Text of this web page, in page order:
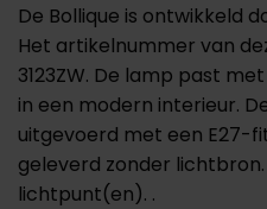
De Bollique is ontwikkeld
Het artikelnummer van
3123ZW. De lamp past
in een modern interieur.
uitgevoerd met een E27-
geleverd zonder
lichtpunt(en). .